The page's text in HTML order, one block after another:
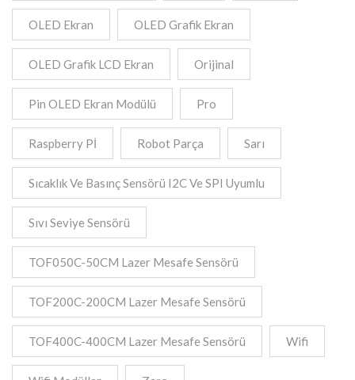
OLED Ekran OLED Grafik Ekran
OLED Grafik LCD Ekran Orijinal
Pin OLED Ekran Modülü Pro
Raspberry Pİ Robot Parça Sarı
Sıcaklık Ve Basınç Sensörü I2C Ve SPI Uyumlu
Sıvı Seviye Sensörü
TOF050C-50CM Lazer Mesafe Sensörü
TOF200C-200CM Lazer Mesafe Sensörü
TOF400C-400CM Lazer Mesafe Sensörü Wifi